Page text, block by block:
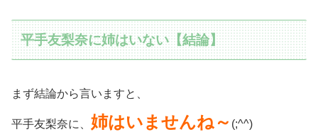
平手友梨奈に姉はいない【結論】
まず結論から言いますと、
平手友梨奈に、 姉はいませんね～ (;^^)